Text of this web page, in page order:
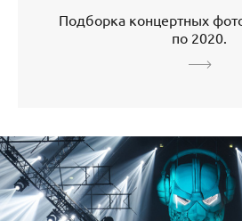
Подборка концертных
по 2020.